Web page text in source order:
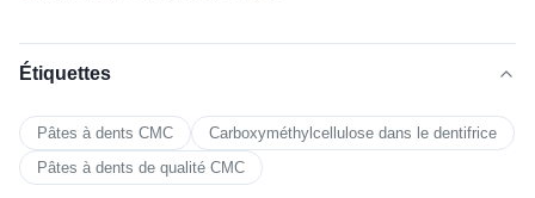
Étiquettes
Pâtes à dents CMC
Carboxyméthylcellulose dans le dentifrice
Pâtes à dents de qualité CMC